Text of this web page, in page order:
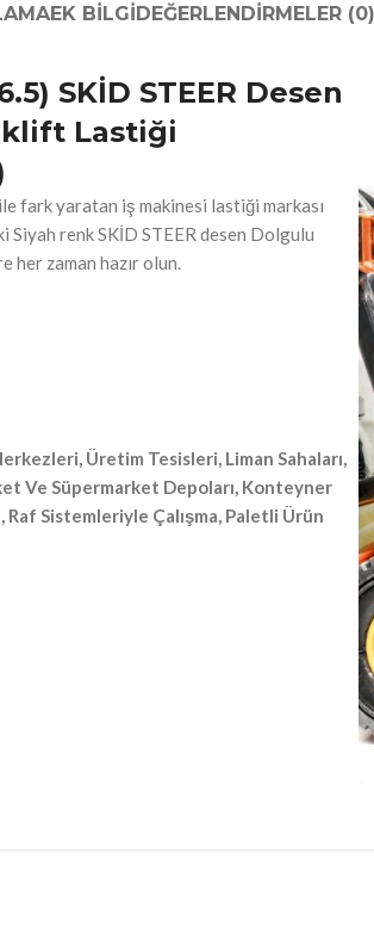
EK BILGIDEĞERLENDIRMELER (0)
SKİD STEER Desen
Lastiği
fark yaratan iş makinesi lastiği markası
renk SKİD STEER desen Dolgulu
her zaman hazır olun.
Üretim Tesisleri, Liman Sahaları,
Ve Süpermarket Depoları, Konteyner
Raf Sistemleriyle Çalışma, Paletli Ürün